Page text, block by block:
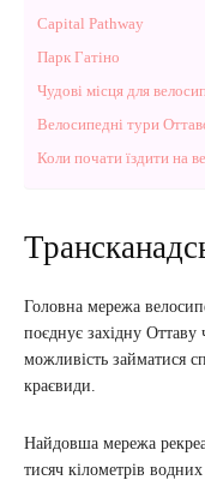
Capital Pathway
Парк Гатіно
Чудові місця для
Велосипедні тури
Коли почати їздити на
Головна мережа
поєднує західну Оттаву
можливість займатися
краєвиди.
Найдовша мережа
тисяч кілометрів